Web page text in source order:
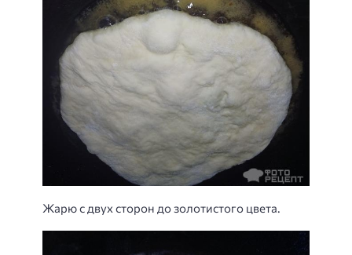
Жарю с двух сторон до золотистого цвета.